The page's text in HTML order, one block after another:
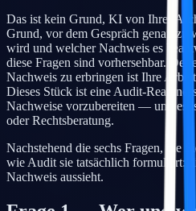
Das ist kein Grund, KI von Ihrer
Grund, vor dem Gespräch genau zu
wird und welcher Nachweis es
diese Fragen sind vorhersehbar. Der
Nachweis zu erbringen ist Ihre
Dieses Stück ist eine Audit-
Nachweise vorzubereiten — und es
oder Rechtsberatung.
Nachstehend die sechs Fragen, die
wie Audit sie tatsächlich formuliert:
Nachweis aussieht.